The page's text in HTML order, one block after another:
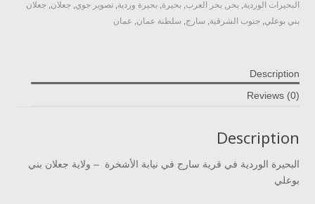
البحيرات الوردية, بحر , بحر العرب, بحيرة, بحيرة وردية, تصوير جوي, جعلان, جعلان
بني بوعلي, جنوب الشرقية, سارج, سلطنة عمان, عمان
Description
Reviews (0)
Description
البحيرة الوردية في قرية سارج في نيابة الأشخرة – ولاية جعلان بني
بوعلي